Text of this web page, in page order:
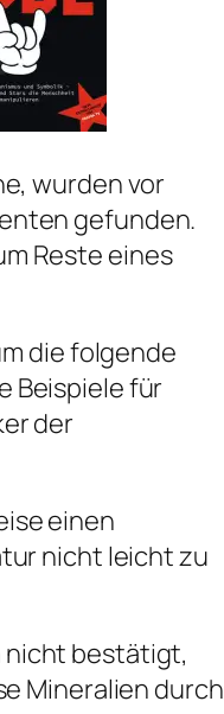
wurden vor
gefunden.
Reste eines
die folgende
Beispiele für
der
einen
nicht leicht zu
nicht bestätigt,
Mineralien durch